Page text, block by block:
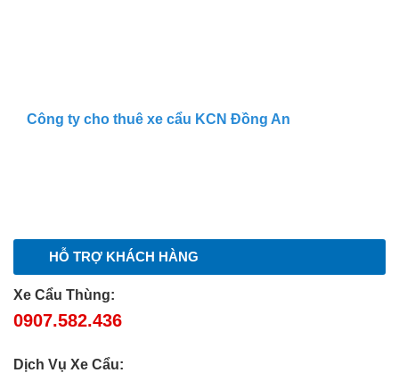
HỖ TRỢ KHÁCH HÀNG
Xe Cẩu Thùng:
0907.582.436
Dịch Vụ Xe Cẩu:
Công ty cho thuê xe cẩu KCN Đồng An